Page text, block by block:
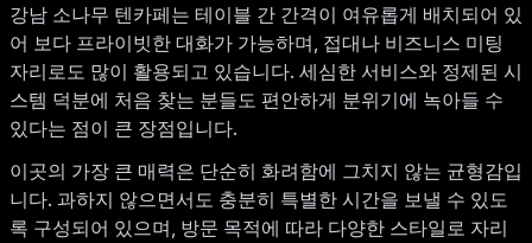
강남 소나무 텐카페는 테이블 간 간격이 여유롭게 배치되어 있
어 보다 프라이빗한 대화가 가능하며, 접대나 비즈니스 미팅
자리로도 많이 활용되고 있습니다. 세심한 서비스와 정제된 시
스템 덕분에 처음 찾는 분들도 편안하게 분위기에 녹아들 수
있다는 점이 큰 장점입니다.
이곳의 가장 큰 매력은 단순히 화려함에 그치지 않는 균형감입
니다. 과하지 않으면서도 충분히 특별한 시간을 보낼 수 있도
록 구성되어 있으며, 방문 목적에 따라 다양한 스타일로 자리